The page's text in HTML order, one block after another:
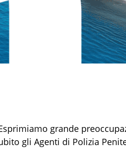
grande
gli Agenti di Polizia